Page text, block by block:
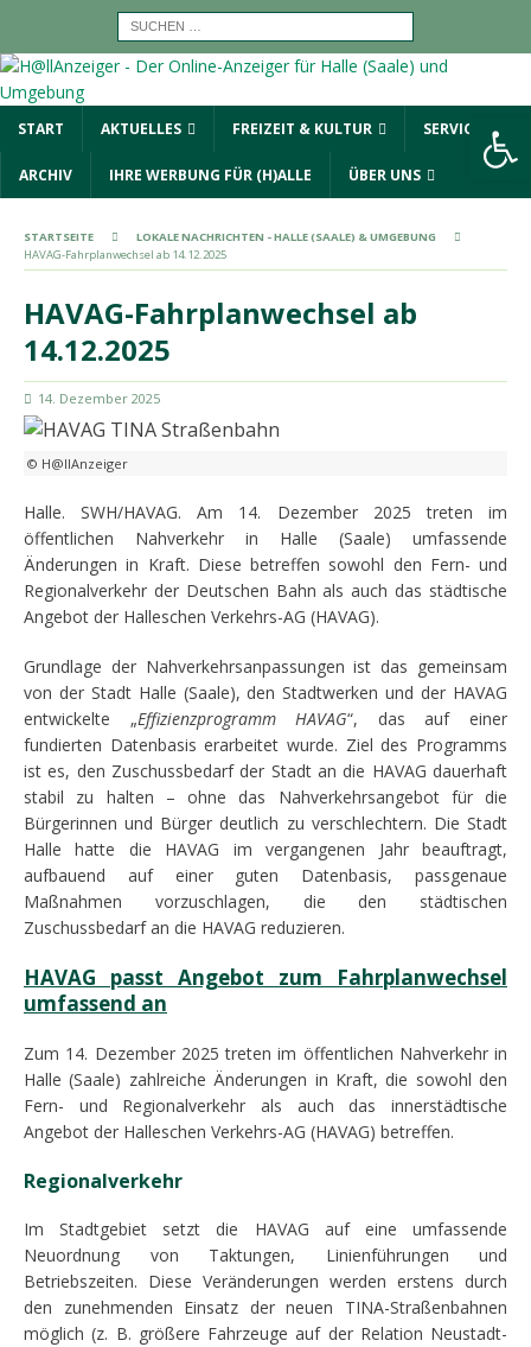
START AKTUELLES FREIZEIT & KULTUR SERVICE
ARCHIV IHRE WERBUNG FÜR (H)ALLE ÜBER UNS
STARTSEITE
LOKALE NACHRICHTEN - HALLE (SAALE) & UMGEBUNG
HAVAG-Fahrplanwechsel ab 14.12.2025
HAVAG-Fahrplanwechsel ab
14.12.2025
14. Dezember 2025
© H@llAnzeiger
Halle. SWH/HAVAG. Am 14. Dezember 2025 treten im
öffentlichen Nahverkehr in Halle (Saale) umfassende
Änderungen in Kraft. Diese betreffen sowohl den Fern- und
Regionalverkehr der Deutschen Bahn als auch das städtische
Angebot der Halleschen Verkehrs-AG (HAVAG).
Grundlage der Nahverkehrsanpassungen ist das gemeinsam
von der Stadt Halle (Saale), den Stadtwerken und der HAVAG
entwickelte „Effizienzprogramm HAVAG“, das auf einer
fundierten Datenbasis erarbeitet wurde. Ziel des Programms
ist es, den Zuschussbedarf der Stadt an die HAVAG dauerhaft
stabil zu halten – ohne das Nahverkehrsangebot für die
Bürgerinnen und Bürger deutlich zu verschlechtern. Die Stadt
Halle hatte die HAVAG im vergangenen Jahr beauftragt,
aufbauend auf einer guten Datenbasis, passgenaue
Maßnahmen vorzuschlagen, die den städtischen
Zuschussbedarf an die HAVAG reduzieren.
HAVAG passt Angebot zum Fahrplanwechsel
umfassend an
Zum 14. Dezember 2025 treten im öffentlichen Nahverkehr in
Halle (Saale) zahlreiche Änderungen in Kraft, die sowohl den
Fern- und Regionalverkehr als auch das innerstädtische
Angebot der Halleschen Verkehrs-AG (HAVAG) betreffen.
Regionalverkehr
Im Stadtgebiet setzt die HAVAG auf eine umfassende
Neuordnung von Taktungen, Linienführungen und
Betriebszeiten. Diese Veränderungen werden erstens durch
den zunehmenden Einsatz der neuen TINA-Straßenbahnen
möglich (z. B. größere Fahrzeuge auf der Relation Neustadt-
Werkzeugleiste öffnen